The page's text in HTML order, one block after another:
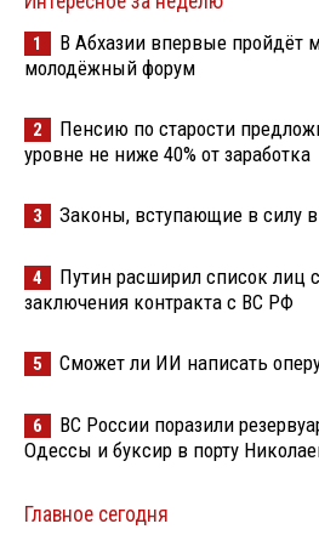
1
В Абхазии впервые пройдёт
молодёжный форум
2
Пенсию по старости
уровне не ниже 40% от заработка
3 Законы, вступающие в силу в
4
Путин расширил список лиц
заключения контракта с ВС РФ
5 Сможет ли ИИ написать
6
ВС России поразили
Одессы и буксир в порту
Главное сегодня